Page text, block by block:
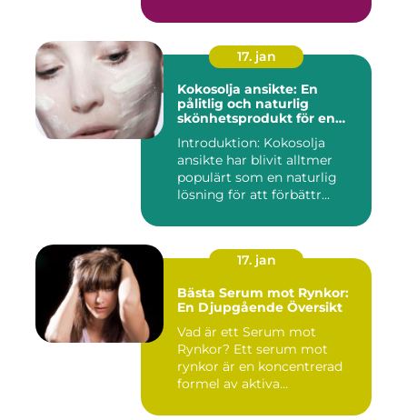
17. jan
Kokosolja ansikte: En
pålitlig och naturlig
skönhetsprodukt för en
Introduktion: Kokosolja
ansikte har blivit alltmer
populärt som en naturlig
lösning för att förbättr...
17. jan
Bästa Serum mot Rynkor:
En Djupgående Översikt
Vad är ett Serum mot
Rynkor? Ett serum mot
rynkor är en koncentrerad
formel av aktiva